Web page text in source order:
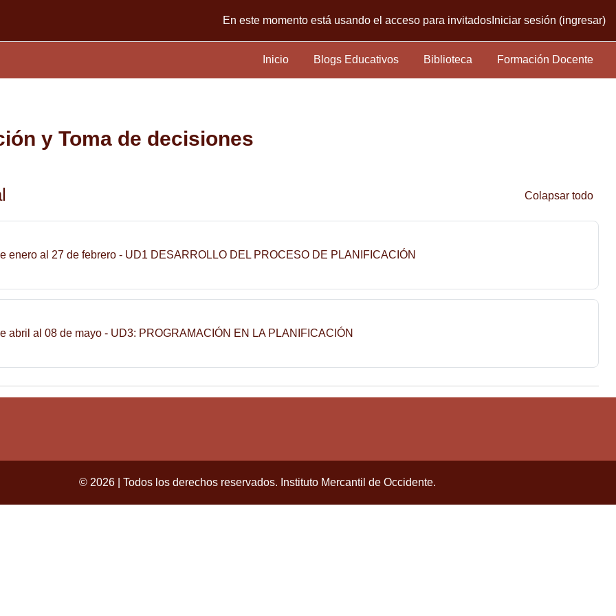
En este momento está usando el acceso para invitados Iniciar sesión (ingresar)
Inicio Blogs Educativos Biblioteca Formación Docente
y Toma de decisiones
semanal Colapsar todo
enero al 27 de febrero - UD1 DESARROLLO DEL PROCESO DE PLANIFICACIÓN
abril al 08 de mayo - UD3: PROGRAMACIÓN EN LA PLANIFICACIÓN
© 2026 | Todos los derechos reservados. Instituto Mercantil de Occidente.